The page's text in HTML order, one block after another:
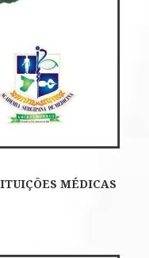
MÉDICAS